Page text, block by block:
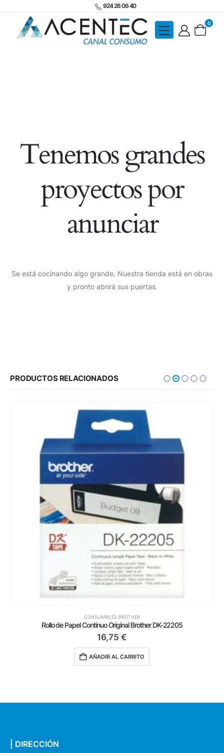
924 26 06 40
0
Tenemos grandes
proyectos por
anunciar
Se está cocinando algo grande. Nuestra tienda está en obras
y pronto abrirá sus puertas.
PRODUCTOS RELACIONADOS
CONSUMIBLES BROTHER
Rollo de Papel Continuo Original Brother DK-22205
16,75 €
AÑADIR AL CARRITO
| DIRECCIÓN